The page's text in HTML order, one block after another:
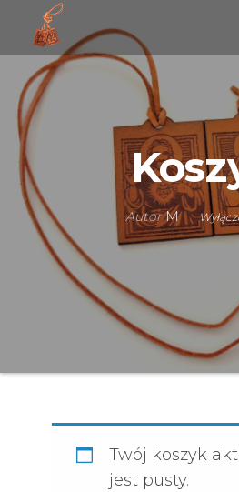
który
pomaga
AutorM
Twój koszyk
jest pusty.